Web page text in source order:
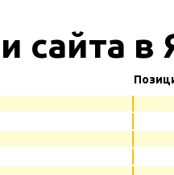
сайта в